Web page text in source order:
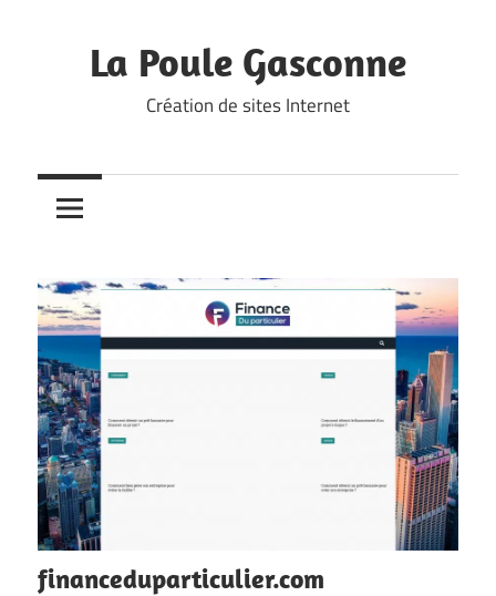
contentLa Poule Gasconne
Création de sites Internet
financeduparticulier.com